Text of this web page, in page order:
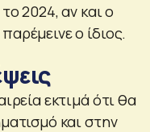
2024, αν και ο
ο ίδιος.
εκτιμά ότι θα
και στην